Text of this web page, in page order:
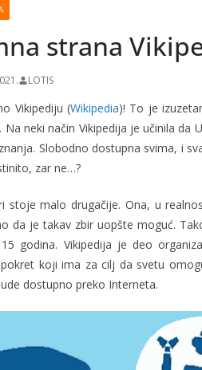
strana
LOTIS
Vikipediju (Wikipedia)! To je
neki način Vikipedija je učinila da
Slobodno dostupna svima, i
zar ne…?
stoje malo drugačije. Ona, u
da je takav zbir uopšte moguć.
godina. Vikipedija je deo
koji ima za cilj da svetu
dostupno preko Interneta.